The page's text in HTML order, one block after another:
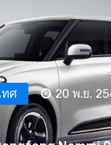
ทศ 20 พ.ย.